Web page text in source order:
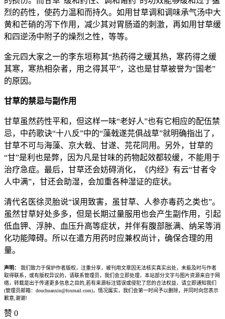
烈的药性，使药力温和而持久。如用甘草调和调味承气汤中大
黄和芒硝的泻下作用，减少其对胃肠道的刺激，再如用甘草缓
和四逆汤中附子的燥烈之性，等等。
金元四大家之一的李东垣称其“热药得之缓其热，寒药得之缓
其寒，寒热相杂者，用之得其平”，这也是甘草被誉为“国老”
的原因。
甘草的禁忌与副作用
甘草虽然药性平和，但这样一味“老好人”也有它相应的配伍禁
忌，中药歌诀“十八反”中的“藻戟遂芫俱战草”就明确指出了，
甘草不可与海藻、京大戟、甘遂、芫花同用。另外，甘草的
“甘”是利也是弊，因为凡是甘味的药物起效都较缓，不能用于
治疗急症。最后，甘草还会妨碍消化，《内经》有云“甘者令
人中满”，甘还会助湿，会加重各种湿证的症状。
清代名医徐灵胎说“误用致害，虽甘草、人参亦毒药之类也”。
虽然甘草好处多多，但是长期过量服用也会产生副作用，引起
低血钾、浮肿、血压升高等症状，并伴有腹部胀满、纳呆等消
化功能障碍。所以在遣方用药时应兼权尚计，确保合理的用
量。
声明：
我们致力于保护作者版权，注重分享，被刊用文章因无法核实真实出处，未能及时与作者
取得联系，或有版权异议的，请联系管理员，我们会立即处理，本站部分文字与图片资源来自于网
络，转载是出于传递更多信息之目的,若有来源标注错误或侵犯了您的合法权益，请立即通知我们
(管理员邮箱：douchuanxin@foxmail.com)，情况属实，我们会第一时间予以删除，并同时向您表示
歉意,谢谢!
赞 0